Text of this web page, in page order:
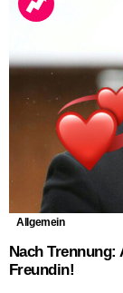
Allgemein
Nach Trennung:
Freundin!